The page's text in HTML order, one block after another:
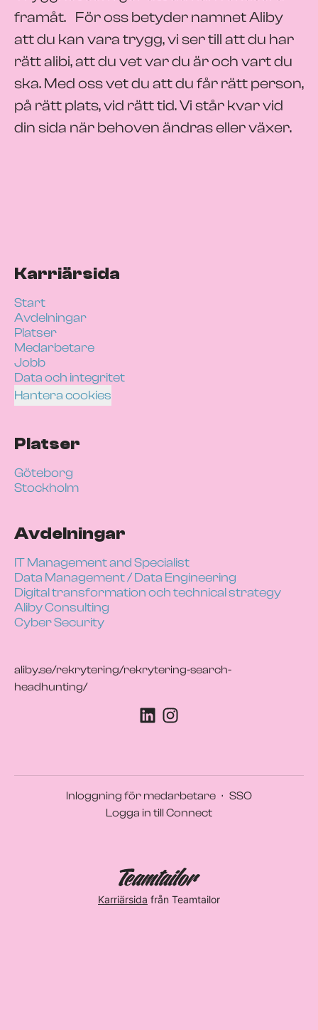
framåt. För oss betyder namnet Aliby
att du kan vara trygg, vi ser till att du har
rätt alibi, att du vet var du är och vart du
ska. Med oss vet du att du får rätt person,
på rätt plats, vid rätt tid. Vi står kvar vid
din sida när behoven ändras eller växer.
Karriärsida
Start
Avdelningar
Platser
Medarbetare
Jobb
Data och integritet
Hantera cookies
Platser
Göteborg
Stockholm
Avdelningar
IT Management and Specialist
Data Management / Data Engineering
Digital transformation och technical strategy
Aliby Consulting
Cyber Security
aliby.se/rekrytering/rekrytering-search-
headhunting/
Inloggning för medarbetare · SSO
Logga in till Connect
Karriärsida från Teamtailor